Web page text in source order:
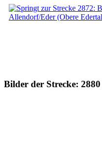
Bilder der Strecke: